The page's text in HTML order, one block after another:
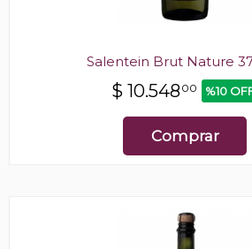
Salentein Brut Nature
$ 10.548 00 %10
Comprar